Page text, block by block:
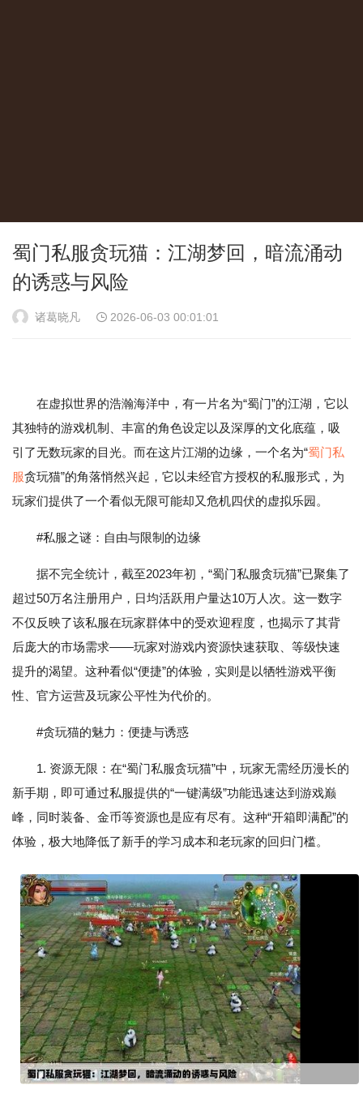
蜀门私服贪玩猫：江湖梦回，暗流涌动
的诱惑与风险
诸葛晓凡 2026-06-03 00:01:01
在虚拟世界的浩瀚海洋中，有一片名为“蜀门”的江湖，它以
其独特的游戏机制、丰富的角色设定以及深厚的文化底蕴，吸
引了无数玩家的目光。而在这片江湖的边缘，一个名为“蜀门私
服贪玩猫”的角落悄然兴起，它以未经官方授权的私服形式，为
玩家们提供了一个看似无限可能却又危机四伏的虚拟乐园。
#私服之谜：自由与限制的边缘
据不完全统计，截至2023年初，“蜀门私服贪玩猫”已聚集了
超过50万名注册用户，日均活跃用户量达10万人次。这一数字
不仅反映了该私服在玩家群体中的受欢迎程度，也揭示了其背
后庞大的市场需求——玩家对游戏内资源快速获取、等级快速
提升的渴望。这种看似“便捷”的体验，实则是以牺牲游戏平衡
性、官方运营及玩家公平性为代价的。
#贪玩猫的魅力：便捷与诱惑
1. 资源无限：在“蜀门私服贪玩猫”中，玩家无需经历漫长的
新手期，即可通过私服提供的“一键满级”功能迅速达到游戏巅
峰，同时装备、金币等资源也是应有尽有。这种“开箱即满配”的
体验，极大地降低了新手的学习成本和老玩家的回归门槛。